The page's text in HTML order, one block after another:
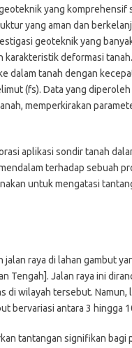
yang komprehensif
yang aman dan
geoteknik yang
deformasi
dalam tanah dengan
(fs). Data yang
memperkirakan
aplikasi sondir tanah
terhadap sebuah
untuk mengatasi
raya di lahan gambut
Tengah]. Jalan raya ini
di wilayah tersebut. Namun,
bervariasi antara 3 hingga
tantangan signifikan bagi